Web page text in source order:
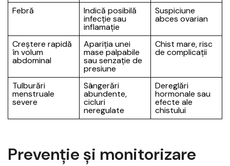
Febră
Indică posibilă
infecție sau
inflamație
Suspiciune
abces ovarian
Creștere rapidă
în volum
abdominal
Apariția unei
mase palpabile
sau senzație de
presiune
Chist mare, risc
de complicații
Tulburări
menstruale
severe
Sângerări
abundente,
cicluri
neregulate
Dereglări
hormonale sau
efecte ale
chistului
Prevenție și monitorizare